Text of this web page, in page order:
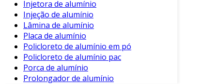
Injetora de alumínio
Injeção de alumínio
Lâmina de alumínio
Placa de alumínio
Policloreto de alumínio em pó
Policloreto de alumínio pac
Porca de alumínio
Prolongador de alumínio